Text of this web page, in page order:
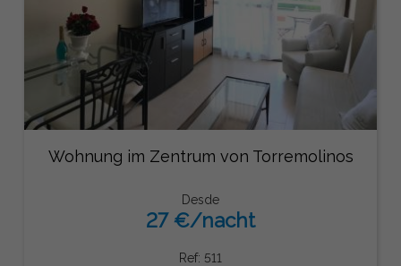
Wohnung im Zentrum von Torremolinos
Desde
27 €/nacht
Ref: 511